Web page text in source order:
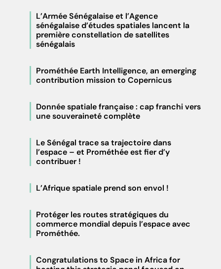
L’Armée Sénégalaise et l’Agence
sénégalaise d’études spatiales lancent la
première constellation de satellites
sénégalais
Prométhée Earth Intelligence, an emerging
contribution mission to Copernicus
Donnée spatiale française : cap franchi vers
une souveraineté complète
Le Sénégal trace sa trajectoire dans
l’espace – et Prométhée est fier d’y
contribuer !
L’Afrique spatiale prend son envol !
Protéger les routes stratégiques du
commerce mondial depuis l’espace avec
Prométhée.
Congratulations to Space in Africa for